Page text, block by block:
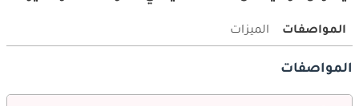
المواصفات الميزات
المواصفات